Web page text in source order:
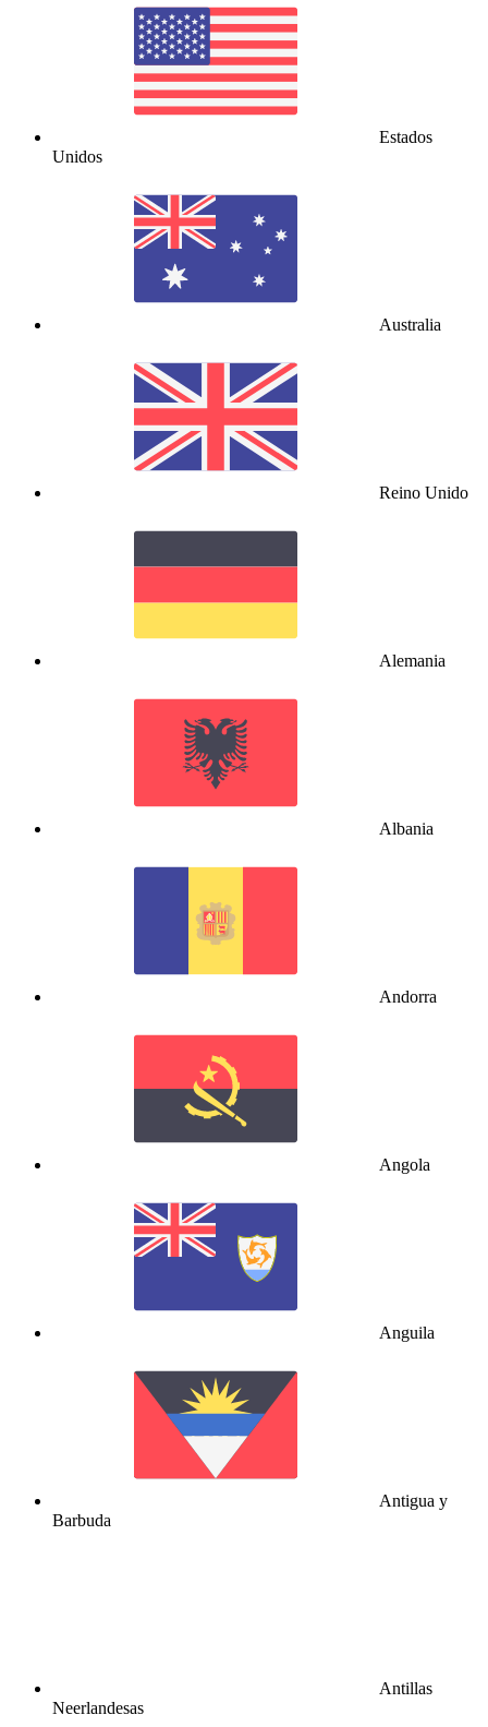
Estados
Unidos
Australia
Reino Unido
Alemania
Albania
Andorra
Angola
Anguila
Antigua y
Barbuda
Antillas
Neerlandesas